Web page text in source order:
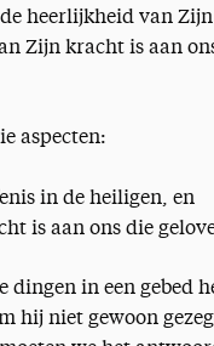
heerlijkheid van
Zijn kracht is aan
aspecten:
in de heiligen, en
is aan ons die
dingen in een gebed
hij niet gewoon